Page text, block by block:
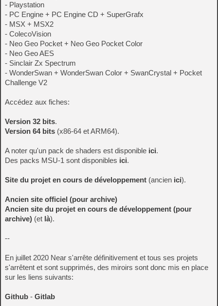
- Playstation
- PC Engine + PC Engine CD + SuperGrafx
- MSX + MSX2
- ColecoVision
- Neo Geo Pocket + Neo Geo Pocket Color
- Neo Geo AES
- Sinclair Zx Spectrum
- WonderSwan + WonderSwan Color + SwanCrystal + Pocket
Challenge V2
Accédez aux fiches:
Version 32 bits.
Version 64 bits (x86-64 et ARM64).
A noter qu'un pack de shaders est disponible ici.
Des packs MSU-1 sont disponibles ici.
Site du projet en cours de développement (ancien ici).
Ancien site officiel (pour archive)
Ancien site du projet en cours de développement (pour
archive) (et là).
--
En juillet 2020 Near s'arrête définitivement et tous ses projets
s'arrêtent et sont supprimés, des miroirs sont donc mis en place
sur les liens suivants:
Github - Gitlab